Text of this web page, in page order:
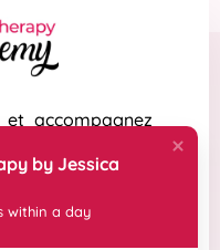
accompagnez
et de
et le plaisir !
by Jessica
within a day